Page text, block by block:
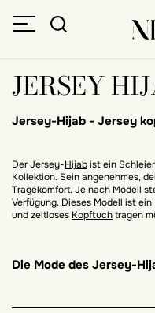
JERSEY
Jersey-Hijab - Jersey
Der Jersey-Hijabist ein
Kollektion. Sein angenehmes,
Tragekomfort. Je nach Modell
Verfügung. Dieses Modell ist
und zeitloses Kopftuchtragen
Die Mode des Jersey-